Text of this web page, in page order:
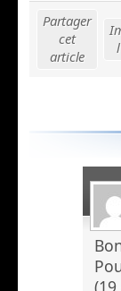
Partager
cet
article